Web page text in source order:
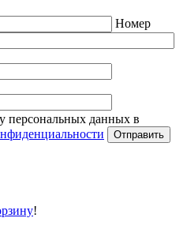
Номер
персональных данных в
Отправить
!